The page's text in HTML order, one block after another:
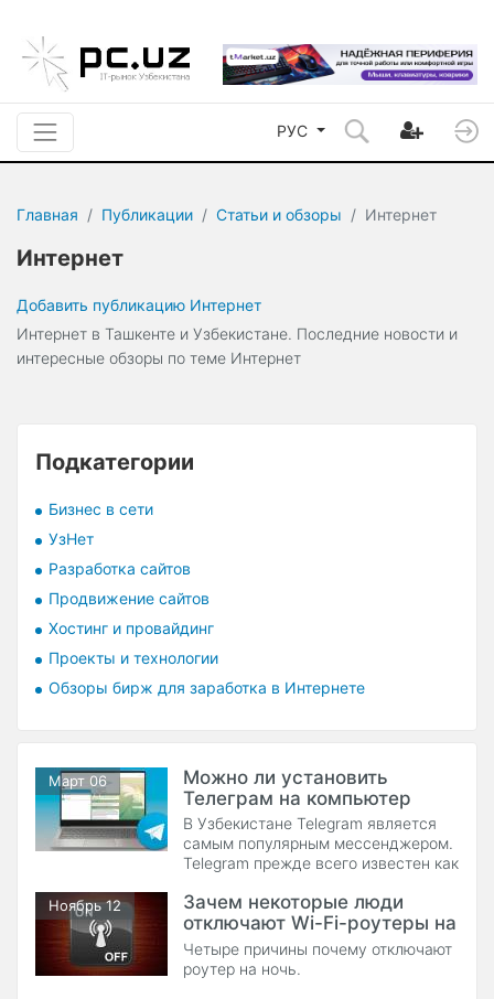
РУС
Главная Публикации Статьи и обзоры Интернет
Интернет
Добавить публикацию Интернет
Интернет в Ташкенте и Узбекистане. Последние новости и
интересные обзоры по теме Интернет
Подкатегории
Бизнес в сети
УзНет
Разработка сайтов
Продвижение сайтов
Хостинг и провайдинг
Проекты и технологии
Обзоры бирж для заработка в Интернете
Март 06
Можно ли установить
Телеграм на компьютер
В Узбекистане Telegram является
самым популярным мессенджером.
Telegram прежде всего известен как
можно пользоваться и на
стационарном компьютере. Здесь
вы узнаете, как скачать версию
Telegram для компьютера и
установить ее.
Ноябрь 12
Зачем некоторые люди
отключают Wi-Fi-роутеры на
ночь?
Четыре причины почему отключают
роутер на ночь.